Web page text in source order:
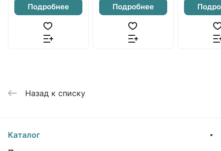
Подробнее Подробнее
Назад к списку
Каталог